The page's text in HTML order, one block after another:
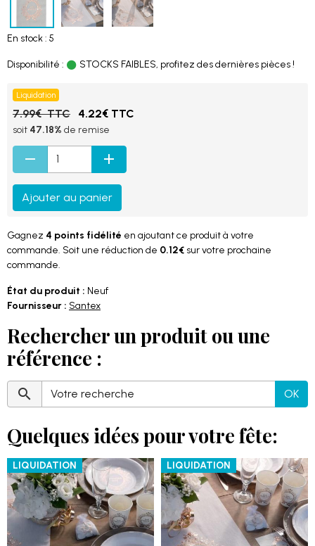
En stock : 5
Disponibilité : STOCKS FAIBLES, profitez des dernières pièces !
Liquidation
7.99€ TTC 4.22€ TTC
soit 47.18% de remise
Ajouter au panier
Gagnez 4 points fidélité en ajoutant ce produit à votre
commande. Soit une réduction de 0.12€ sur votre prochaine
commande.
État du produit : Neuf
Fournisseur : Santex
Rechercher un produit ou une
référence :
OK
Quelques idées pour votre fête:
LIQUIDATION LIQUIDATION